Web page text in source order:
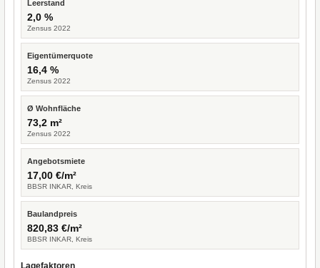
Leerstand
2,0 %
Zensus 2022
Eigentümerquote
16,4 %
Zensus 2022
Ø Wohnfläche
73,2 m²
Zensus 2022
Angebotsmiete
17,00 €/m²
BBSR INKAR, Kreis
Baulandpreis
820,83 €/m²
BBSR INKAR, Kreis
Lagefaktoren